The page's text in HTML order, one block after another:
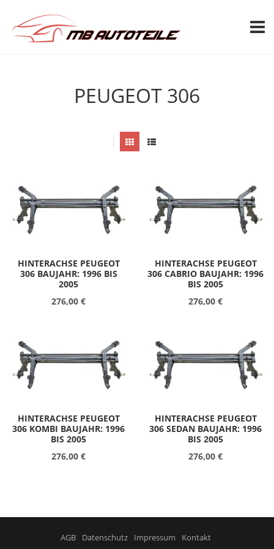
PEUGEOT 306
HINTERACHSE PEUGEOT
306 BAUJAHR: 1996 BIS
2005
276,00 €
HINTERACHSE PEUGEOT
306 CABRIO BAUJAHR: 1996
BIS 2005
276,00 €
HINTERACHSE PEUGEOT
306 KOMBI BAUJAHR: 1996
BIS 2005
276,00 €
HINTERACHSE PEUGEOT
306 SEDAN BAUJAHR: 1996
BIS 2005
276,00 €
AGB Datenschutz Impressum Kontakt